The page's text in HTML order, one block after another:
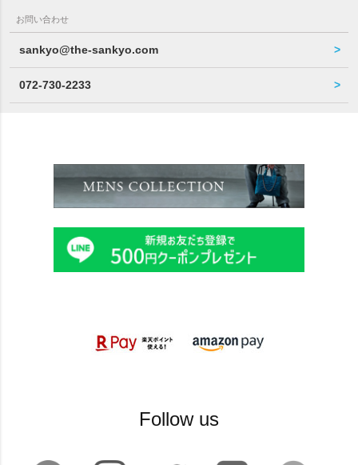
お問い合わせ
sankyo@the-sankyo.com
072-730-2233
Follow us